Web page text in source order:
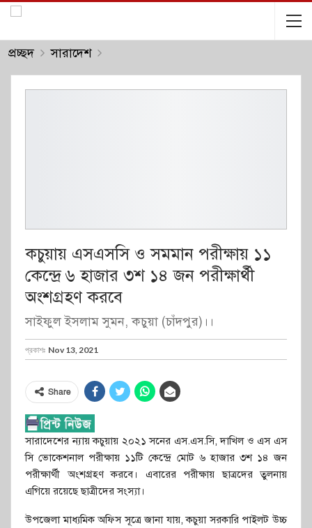
প্রচ্ছদ সারাদেশ
কচুয়ায় এসএসসি ও সমমান পরীক্ষায় ১১
কেন্দ্রে ৬ হাজার ৩শ ১৪ জন পরীক্ষার্থী
অংশগ্রহণ করবে
সাইফুল ইসলাম সুমন, কচুয়া (চাঁদপুর)।।
প্রকাশঃ Nov 13, 2021
Share
সারাদেশের ন্যায় কচুয়ায় ২০২১ সনের এস.এস.সি, দাখিল ও এস এস
সি ভোকেশনাল পরীক্ষায় ১১টি কেন্দ্রে মোট ৬ হাজার ৩শ ১৪ জন
পরীক্ষার্থী অংশগ্রহণ করবে। এবারের পরীক্ষায় ছাত্রদের তুলনায়
এগিয়ে রয়েছে ছাত্রীদের সংস্যা।
উপজেলা মাধ্যমিক অফিস সূত্রে জানা যায়, কচুয়া সরকারি পাইলট উচ্চ